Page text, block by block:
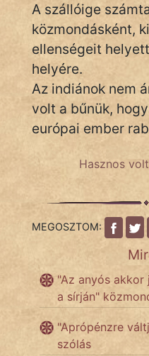
És
TÖRTÉNELEM
Népszerű szerzőink:
cinege
mikkamakka
vörös ördög
nagyöreg
A szállóige
közmondásként,
ellenségeit
helyére.
Az indiánok nem
volt a bűnük,
európai ember
Hasznos
MEGOSZTOM:
"Az anyós akkor
a sírján"
"Aprópénzre
szólás